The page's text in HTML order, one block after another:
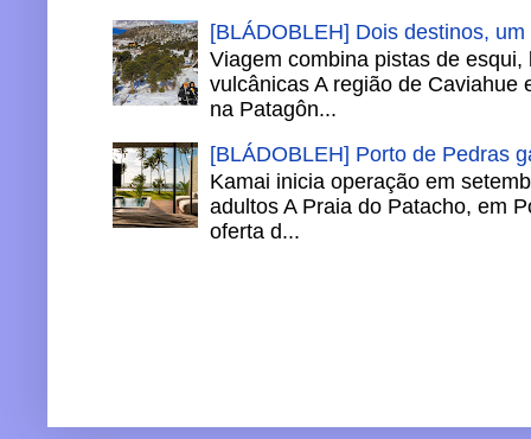
[BLÁDOBLEH] Dois destinos,
Viagem combina pistas de
vulcânicas A região de Caviahue
na Patagôn...
[BLÁDOBLEH] Porto de Pedras
Kamai inicia operação em
adultos A Praia do Patacho, em
oferta d...